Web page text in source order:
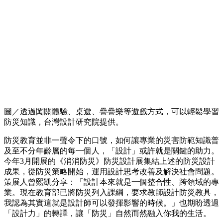
圖／透過闖關體驗、桌遊、疊疊樂等遊戲方式，可以輕鬆學習
防災知識，台灣設計研究院提供。
防災教育並非一聲令下的口號，如何讓專業的災害防範知識普
及至不分年齡層的每一個人，「設計」或許就是關鍵的助力。
今年3月開展的《消消防災》防災設計展集結上述的防災設計
成果，從防災策略開始，運用設計思考改善及解決社會問題。
策展人曾熙凱分享：「設計本來就是一個整合性、跨領域的專
業。現在教育部已將防災列入課綱，要求教師設計防災教具，
我認為其實這就是設計師可以發揮影響的時候。」也期盼透過
「設計力」的轉譯，讓「防災」自然而然融入你我的生活。